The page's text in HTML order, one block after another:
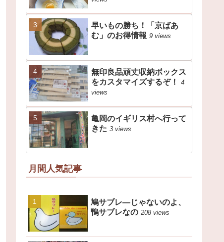
早いもの勝ち！「京ばあ
む」のお得情報 9 views
無印良品頑丈収納ボックス
をカスタマイズするぞ！
4
views
亀岡のイギリス村へ行って
きた 3 views
月間人気記事
鳩サブレ―じゃないのよ、
鴨サブレなの 208 views